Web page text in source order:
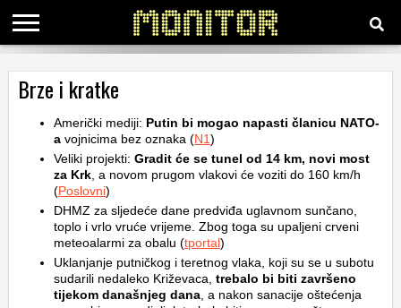
KATEGORIJE
HRVATSKI
WEB
Brze i kratke
Američki mediji: Putin bi mogao napasti članicu NATO-
a vojnicima bez oznaka (N1)
Veliki projekti: Gradit će se tunel od 14 km, novi most
za Krk , a novom prugom vlakovi će voziti do 160 km/h
(Poslovni)
DHMZ za sljedeće dane predviđa uglavnom sunčano,
toplo i vrlo vruće vrijeme. Zbog toga su upaljeni crveni
meteoalarmi za obalu (tportal)
Uklanjanje putničkog i teretnog vlaka, koji su se u subotu
sudarili nedaleko Križevaca, trebalo bi biti završeno
tijekom današnjeg dana , a nakon sanacije oštećenja